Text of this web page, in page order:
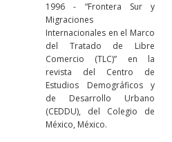
1996 - “Frontera Sur y
Migraciones
Internacionales en el Marco
del Tratado de Libre
Comercio (TLC)” en la
revista del Centro de
Estudios Demográficos y
de Desarrollo Urbano
(CEDDU), del Colegio de
México, México.